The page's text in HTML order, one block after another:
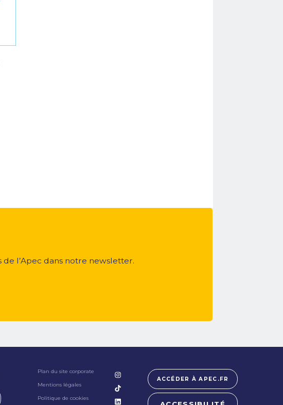
l’Apec dans notre newsletter.
Plan du site corporate
Mentions légales
Politique de cookies
ACCÉDER À APEC.FR